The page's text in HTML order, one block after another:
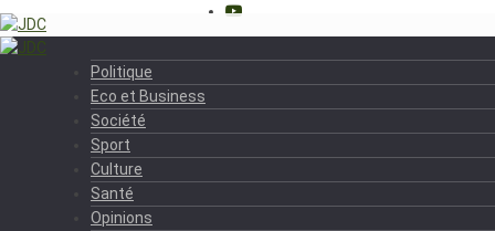
Politique
Eco et Business
Société
Sport
Culture
Santé
Opinions